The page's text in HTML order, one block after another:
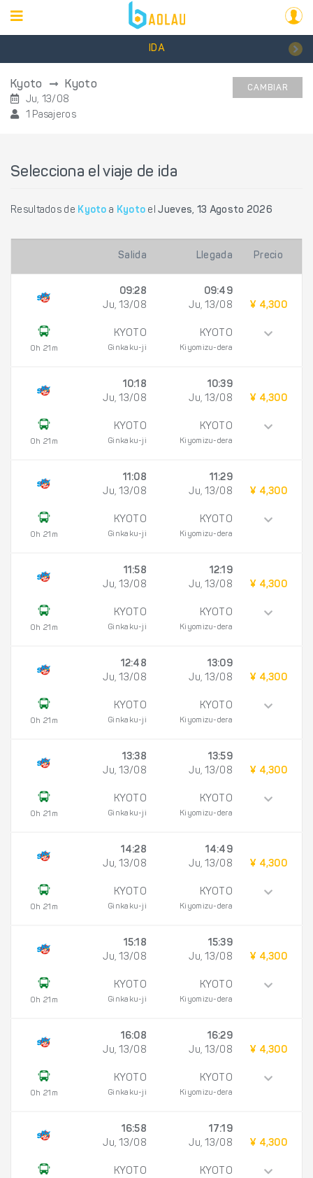
IDA
Kyoto Kyoto
Ju, 13/08
1 Pasajeros
CAMBIAR
Selecciona el viaje de ida
Resultados de Kyoto a Kyoto elJueves, 13 Agosto 2026
Salida Llegada Precio
0h 21m
09:28
Ju, 13/08
KYOTO
Ginkaku-ji
09:49
Ju, 13/08
KYOTO
Kiyomizu-dera
¥ 4,300
0h 21m
10:18
Ju, 13/08
KYOTO
Ginkaku-ji
10:39
Ju, 13/08
KYOTO
Kiyomizu-dera
¥ 4,300
0h 21m
11:08
Ju, 13/08
KYOTO
Ginkaku-ji
11:29
Ju, 13/08
KYOTO
Kiyomizu-dera
¥ 4,300
0h 21m
11:58
Ju, 13/08
KYOTO
Ginkaku-ji
12:19
Ju, 13/08
KYOTO
Kiyomizu-dera
¥ 4,300
0h 21m
12:48
Ju, 13/08
KYOTO
Ginkaku-ji
13:09
Ju, 13/08
KYOTO
Kiyomizu-dera
¥ 4,300
0h 21m
13:38
Ju, 13/08
KYOTO
Ginkaku-ji
13:59
Ju, 13/08
KYOTO
Kiyomizu-dera
¥ 4,300
0h 21m
14:28
Ju, 13/08
KYOTO
Ginkaku-ji
14:49
Ju, 13/08
KYOTO
Kiyomizu-dera
¥ 4,300
0h 21m
15:18
Ju, 13/08
KYOTO
Ginkaku-ji
15:39
Ju, 13/08
KYOTO
Kiyomizu-dera
¥ 4,300
0h 21m
16:08
Ju, 13/08
KYOTO
Ginkaku-ji
16:29
Ju, 13/08
KYOTO
Kiyomizu-dera
¥ 4,300
16:58
Ju, 13/08
KYOTO
17:19
Ju, 13/08
KYOTO
¥ 4,300